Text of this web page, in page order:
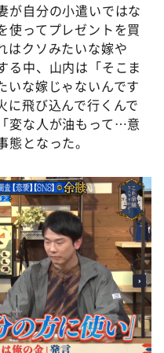
が自分の小遣いではな
使ってプレゼントを買
はクソみたいな嫁や
る中、山内は「そこま
いな嫁じゃないんです
に飛び込んで行くんで
変な人が油もって…意
となった。